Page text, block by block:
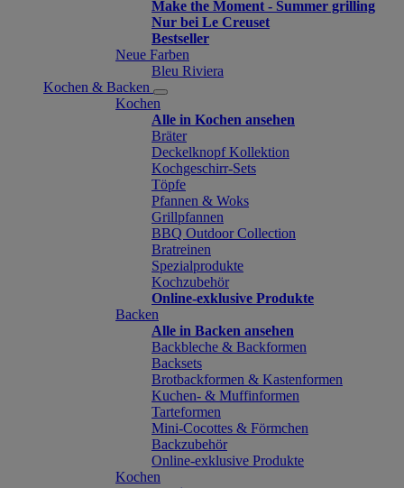
Make the Moment - Summer grilling
Nur bei Le Creuset
Bestseller
Neue Farben
Bleu Riviera
Kochen & Backen
Kochen
Alle in Kochen ansehen
Bräter
Deckelknopf Kollektion
Kochgeschirr-Sets
Töpfe
Pfannen & Woks
Grillpfannen
BBQ Outdoor Collection
Bratreinen
Spezialprodukte
Kochzubehör
Online-exklusive Produkte
Backen
Alle in Backen ansehen
Backbleche & Backformen
Backsets
Brotbackformen & Kastenformen
Kuchen- & Muffinformen
Tarteformen
Mini-Cocottes & Förmchen
Backzubehör
Online-exklusive Produkte
Kochen